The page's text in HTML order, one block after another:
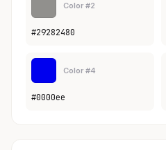
Color #2
#29282480
Color #4
#0000ee